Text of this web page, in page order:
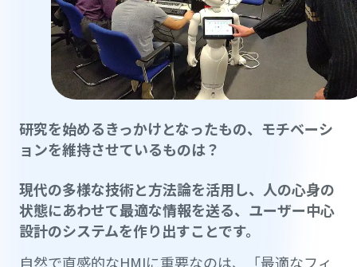
研究を始めるきっかけとなったもの、モチベーシ
ョンを維持させているものは？
現代の多様な技術と方法論を活用し、人の心身の
状態にあわせて最適な情報を送る、ユーザー中心
設計のシステムを作り出すことです。
自然で直感的なHMIに重要なのは、「最適なフィ